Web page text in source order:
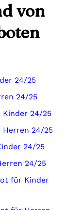
von
24/25
24/25
24/25
24/25
24/25
24/25
für Kinder